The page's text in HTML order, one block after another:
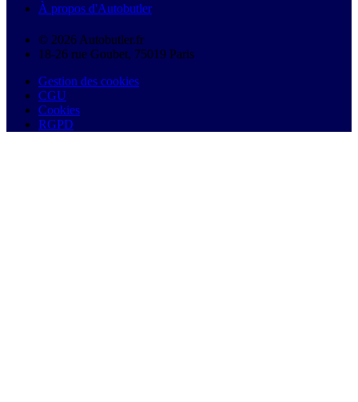
À propos d'Autobutler
© 2026 Autobutler.fr
18-26 rue Goubet, 75019 Paris
Gestion des cookies
CGU
Cookies
RGPD